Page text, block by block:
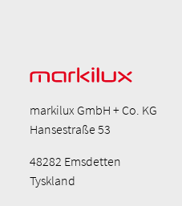
markilux GmbH + Co. KG
Hansestraße 53
48282 Emsdetten
Tyskland